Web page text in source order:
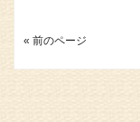
« 前のページ